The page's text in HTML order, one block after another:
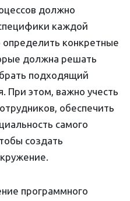
должно
каждой
конкретные
должна решать
подходящий
При этом, важно учесть
обеспечить
самого
создать
программного